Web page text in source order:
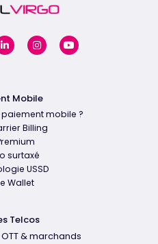
Mobile
mobile ?
Billing
surtaxé
USSD
Wallet
Telcos
& marchands